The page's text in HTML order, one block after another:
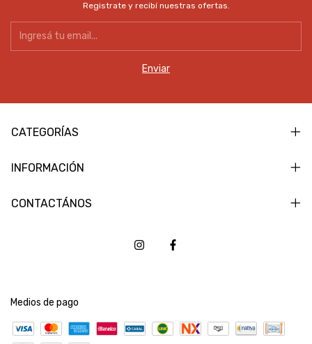
Registrate y recibí nuestras ofertas.
CATEGORÍAS
INFORMACIÓN
CONTACTÁNOS
Medios de pago